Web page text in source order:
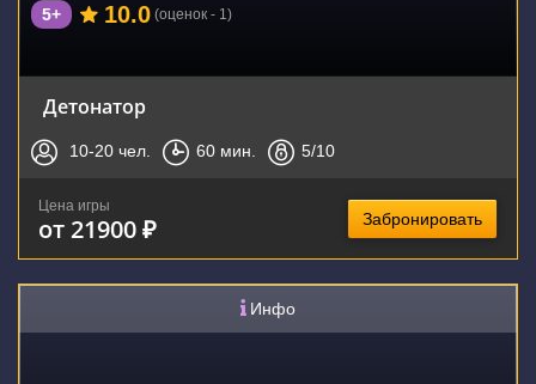
5+ 10.0 (оценок - 1)
Детонатор
10-20 чел. 60 мин. 5/10
Цена игры
от 21900 ₽ Забронировать
Инфо